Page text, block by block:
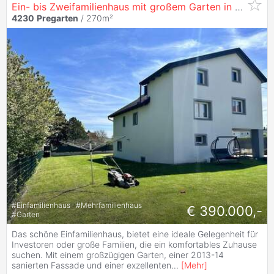
Ein- bis Zweifamilienhaus mit großem Garten in exzellenter Lage in
4230 Pregarten / 270m²
#Einfamilienhaus #Mehrfamilienhaus
#Garten € 390.000,-
Das schöne Einfamilienhaus, bietet eine ideale Gelegenheit für
Investoren oder große Familien, die ein komfortables Zuhause
suchen. Mit einem großzügigen Garten, einer 2013-14
sanierten Fassade und einer exzellenten... [Mehr]